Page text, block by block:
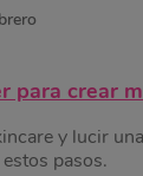
para crear
y lucir
pasos.